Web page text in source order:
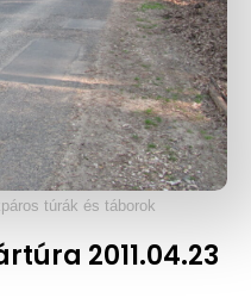
túrák és táborok
2011.04.23